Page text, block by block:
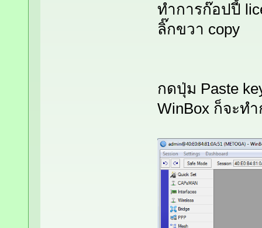
ทำการก๊อปปี้
ลิ๊กขวา copy
กดปุ่ม Paste
WinBox ก็จะท